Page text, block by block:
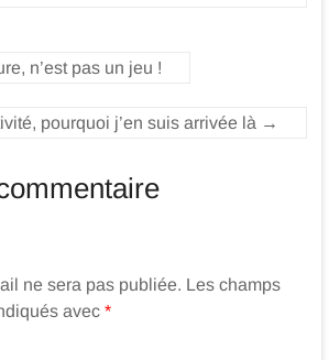
n’est pas un jeu !
pourquoi j’en suis arrivée là →
ne sera pas publiée. Les champs
avec *